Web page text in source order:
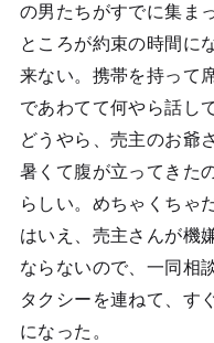
の男たちがすでに集ま
ところが約束の時間に
来ない。携帯を持って
であわてて何やら話し
どうやら、売主のお爺
暑くて腹が立ってきた
らしい。めちゃくちゃ
はいえ、売主さんが機
ならないので、一同相
タクシーを連ねて、す
になった。